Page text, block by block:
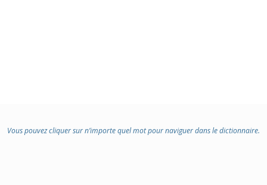
Vous pouvez cliquer sur n’importe quel mot pour naviguer dans le dictionnaire.